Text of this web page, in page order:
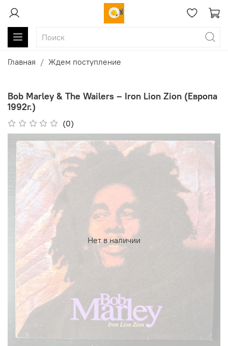
Главная Ждем поступление
Bob Marley & The Wailers ‎– Iron Lion Zion (Европа
1992г.)
(0)
Нет в наличии